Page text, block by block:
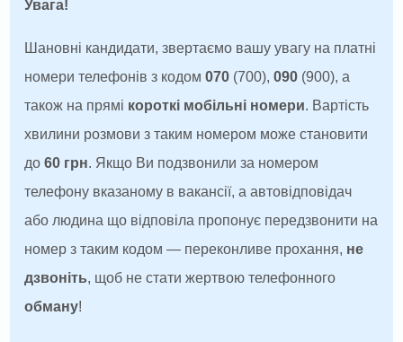
Увага!
Шановні кандидати, звертаємо вашу увагу на платні
номери телефонів з кодом070 (700),090 (900), а
також на прямі короткі мобільні номери. Вартість
хвилини розмови з таким номером може становити
до60 грн. Якщо Ви подзвонили за номером
телефону вказаному в вакансії, а автовідповідач
або людина що відповіла пропонує передзвонити на
номер з таким кодом — переконливе прохання, не
дзвоніть, щоб не стати жертвою телефонного
обману!